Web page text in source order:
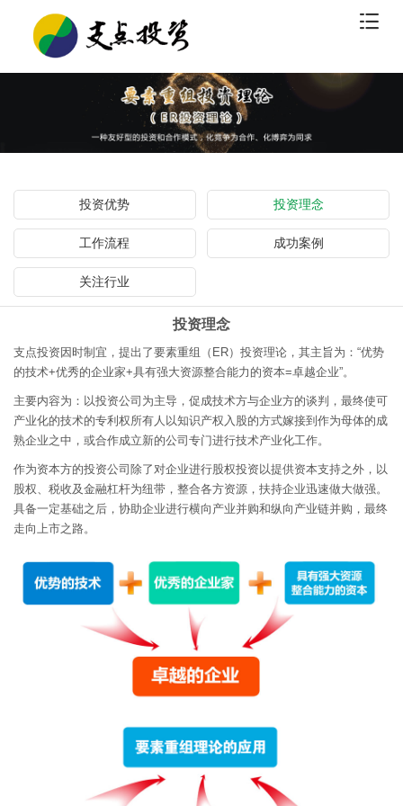
投资理念
投资优势
工作流程 成功案例
关注行业
投资理念
支点投资因时制宜，提出了要素重组（ER）投资理论，其主旨为：“优势
的技术+优秀的企业家+具有强大资源整合能力的资本=卓越企业”。
主要内容为：以投资公司为主导，促成技术方与企业方的谈判，最终使可
产业化的技术的专利权所有人以知识产权入股的方式嫁接到作为母体的成
熟企业之中，或合作成立新的公司专门进行技术产业化工作。
作为资本方的投资公司除了对企业进行股权投资以提供资本支持之外，以
股权、税收及金融杠杆为纽带，整合各方资源，扶持企业迅速做大做强。
具备一定基础之后，协助企业进行横向产业并购和纵向产业链并购，最终
走向上市之路。